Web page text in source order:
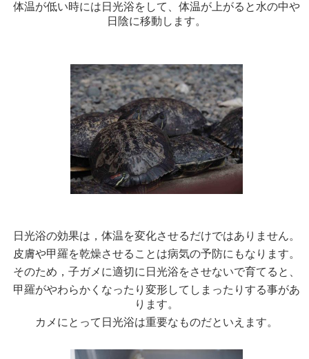
体温が低い時には日光浴をして、体温が上がると水の中や
日陰に移動します。
日光浴の効果は，体温を変化させるだけではありません。
皮膚や甲羅を乾燥させることは病気の予防にもなります。
そのため，子ガメに適切に日光浴をさせないで育てると、
甲羅がやわらかくなったり変形してしまったりする事があ
ります。
カメにとって日光浴は重要なものだといえます。